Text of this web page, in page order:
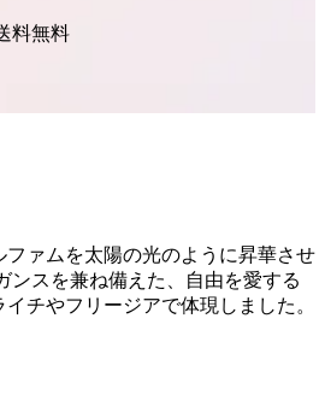
料無料
ァムを太陽の光のように昇華させ
ンスを兼ね備えた、自由を愛する
チやフリージアで体現しました。